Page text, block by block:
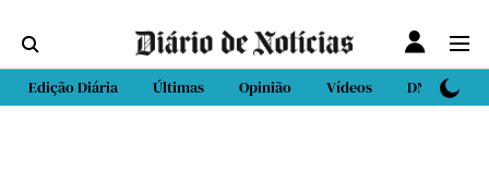
Edição Diária Últimas Opinião Vídeos DN Sport